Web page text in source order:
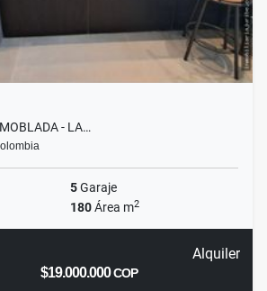
- LA…
5Garaje
180Área m2
Alquiler
$19.000.000COP